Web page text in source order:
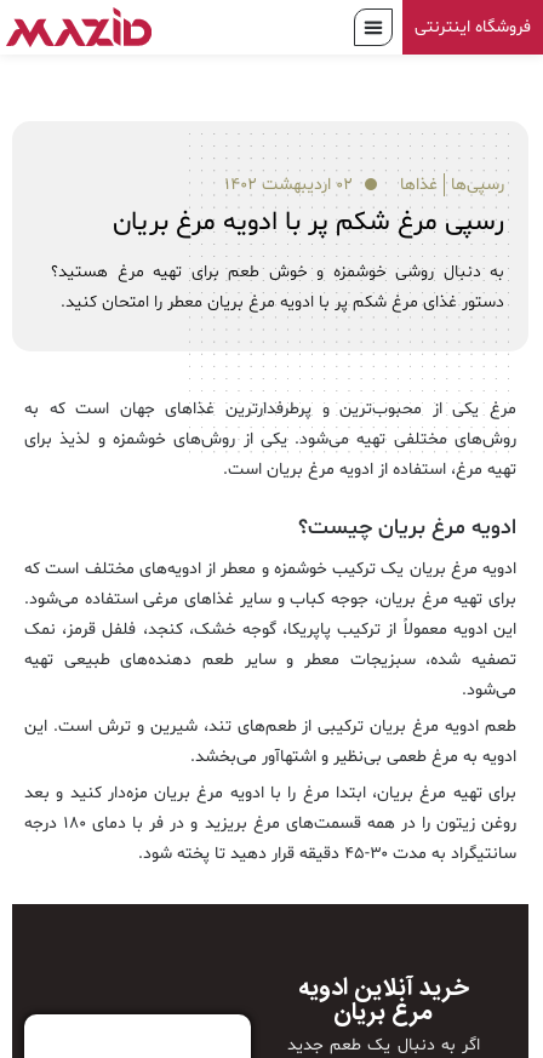
فروشگاه اینترنتی
رسپی‌ها غذاها ۰۲ اردیبهشت ۱۴۰۲
رسپی مرغ شکم پر با ادویه مرغ بریان
به دنبال روشی خوشمزه و خوش طعم برای تهیه مرغ هستید؟
دستور غذای مرغ شکم پر با ادویه مرغ بریان معطر را امتحان کنید.
مرغ یکی از محبوب‌ترین و پرطرفدارترین غذاهای جهان است که به
روش‌های مختلفی تهیه می‌شود. یکی از روش‌های خوشمزه و لذیذ برای
تهیه مرغ، استفاده از ادویه مرغ بریان است.
ادویه مرغ بریان چیست؟
ادویه مرغ بریان یک ترکیب خوشمزه و معطر از ادویه‌های مختلف است که
برای تهیه مرغ بریان، جوجه کباب و سایر غذاهای مرغی استفاده می‌شود.
این ادویه معمولاً از ترکیب پاپریکا، گوجه خشک، کنجد، فلفل قرمز، نمک
تصفیه شده، سبزیجات معطر و سایر طعم دهنده‌های طبیعی تهیه
می‌شود.
طعم ادویه مرغ بریان ترکیبی از طعم‌های تند، شیرین و ترش است. این
ادویه به مرغ طعمی بی‌نظیر و اشتهاآور می‌بخشد.
برای تهیه مرغ بریان، ابتدا مرغ را با ادویه مرغ بریان مزه‌دار کنید و بعد
روغن زیتون را در همه قسمت‌های مرغ بریزید و در فر با دمای ۱۸۰ درجه
سانتیگراد به مدت ۳۰-۴۵ دقیقه قرار دهید تا پخته شود.
خرید آنلاین ادویه
مرغ بریان
اگر به دنبال یک طعم جدید